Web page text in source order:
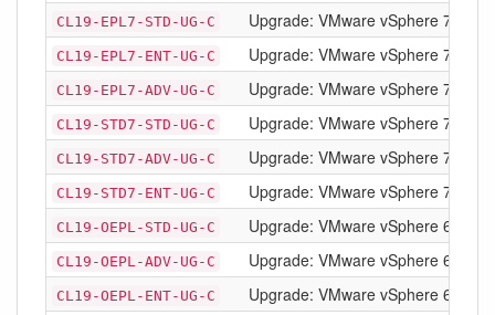
CL19-EPL7-STD-UG-C Upgrade: VMware vSphere 7
CL19-EPL7-ENT-UG-C Upgrade: VMware vSphere 7
CL19-EPL7-ADV-UG-C Upgrade: VMware vSphere 7
CL19-STD7-STD-UG-C Upgrade: VMware vSphere 7
CL19-STD7-ADV-UG-C Upgrade: VMware vSphere 7
CL19-STD7-ENT-UG-C Upgrade: VMware vSphere 7
CL19-OEPL-STD-UG-C Upgrade: VMware vSphere 6 with
CL19-OEPL-ADV-UG-C Upgrade: VMware vSphere 6 with
CL19-OEPL-ENT-UG-C Upgrade: VMware vSphere 6 with